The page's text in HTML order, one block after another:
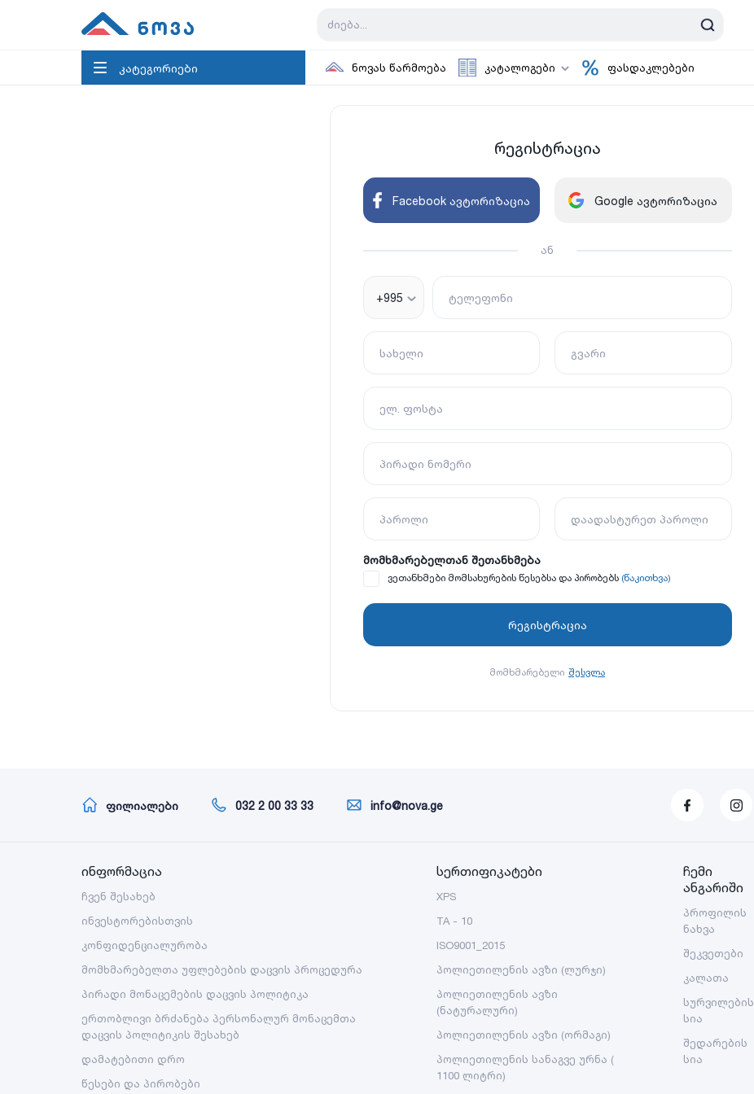
კატეგორიები ნოვას წარმოება კატალოგები ფასდაკლებები
რეგისტრაცია
Facebook ავტორიზაცია Google ავტორიზაცია
ან
+995 ტელეფონი
სახელი გვარი
ელ. ფოსტა
პირადი ნომერი
პაროლი დაადასტურეთ პაროლი
მომხმარებელთან შეთანხმება
ვეთანხმები მომსახურების წესებსა და პირობებს (წაკითხვა)
მომხმარებელი შესვლა
ფილიალები 032 2 00 33 33 info@nova.ge
ინფორმაცია
ჩვენ შესახებ
ინვესტორებისთვის
კონფიდენციალურობა
მომხმარებელთა უფლებების დაცვის პროცედურა
პირადი მონაცემების დაცვის პოლიტიკა
ერთობლივი ბრძანება პერსონალურ მონაცემთა
დაცვის პოლიტიკის შესახებ
დამატებითი დრო
წესები და პირობები
სერთიფიკატები
XPS
TA - 10
ISO9001_2015
პოლიეთილენის ავზი (ლურჯი)
პოლიეთილენის ავზი
(ნატურალური)
პოლიეთილენის ავზი (ორმაგი)
პოლიეთილენის სანაგვე ურნა (
1100 ლიტრი)
ჩემი
ანგარიში
პროფილის
ნახვა
შეკვეთები
კალათა
სურვილების
სია
შედარების
სია